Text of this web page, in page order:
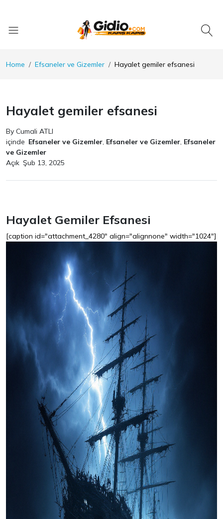
Home Efsaneler ve Gizemler Hayalet gemiler efsanesi
Hayalet gemiler efsanesi
By Cumali ATLI
içinde Efsaneler ve Gizemler, Efsaneler ve Gizemler, Efsaneler
ve Gizemler
Açık Şub 13, 2025
Hayalet Gemiler Efsanesi
[caption id="attachment_4280" align="alignnone" width="1024"]